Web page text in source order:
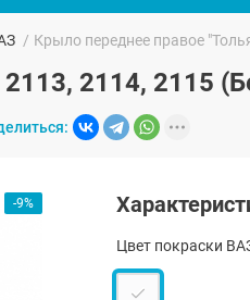
/ Крыло переднее правое
2114, 2115
-9%
Цвет покраски